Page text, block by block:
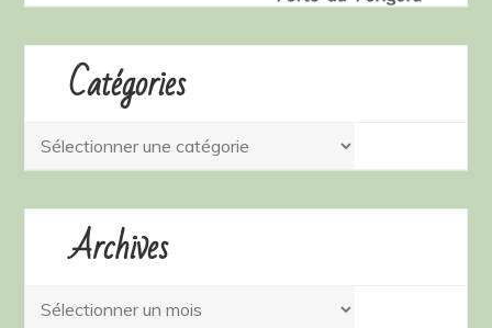
Catégories
Catégories
Archives
Archives